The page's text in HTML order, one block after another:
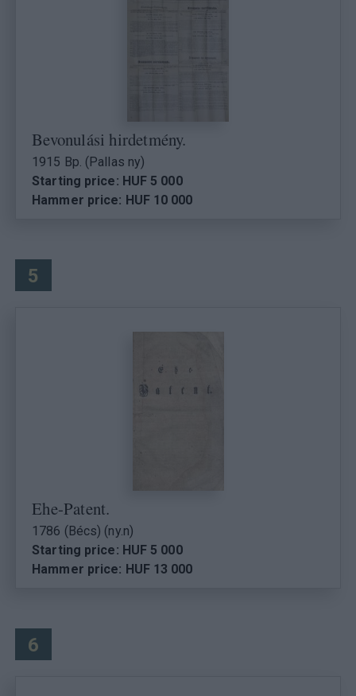
Bevonulási hirdetmény.
1915 Bp. (Pallas ny)
Starting price: HUF 5 000
Hammer price: HUF 10 000
5
Ehe-Patent.
1786 (Bécs) (ny.n)
Starting price: HUF 5 000
Hammer price: HUF 13 000
6